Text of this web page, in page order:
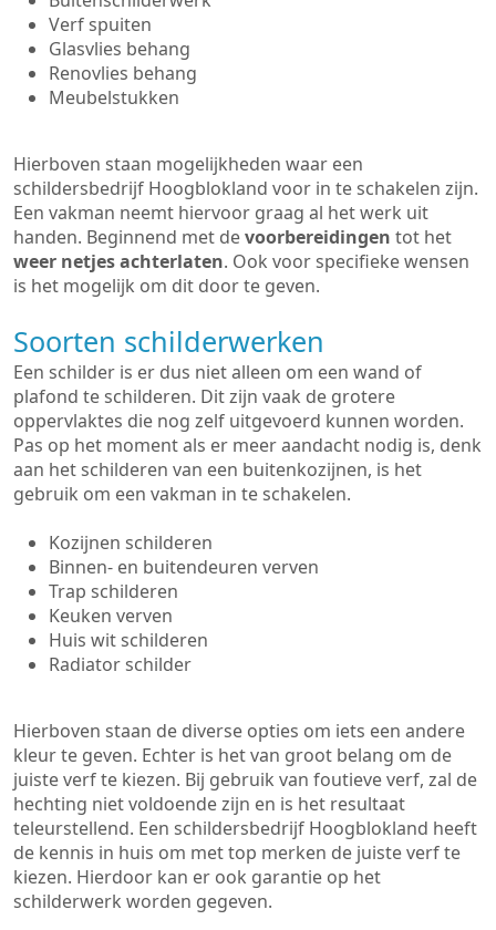
Verf spuiten
Glasvlies behang
Renovlies behang
Meubelstukken
Hierboven staan mogelijkheden waar een
schildersbedrijf Hoogblokland voor in te schakelen zijn.
Een vakman neemt hiervoor graag al het werk uit
handen. Beginnend met devoorbereidingen tot het
weer netjes achterlaten. Ook voor specifieke wensen
is het mogelijk om dit door te geven.
Soorten schilderwerken
Een schilder is er dus niet alleen om een wand of
plafond te schilderen. Dit zijn vaak de grotere
oppervlaktes die nog zelf uitgevoerd kunnen worden.
Pas op het moment als er meer aandacht nodig is, denk
aan het schilderen van een buitenkozijnen, is het
gebruik om een vakman in te schakelen.
Kozijnen schilderen
Binnen- en buitendeuren verven
Trap schilderen
Keuken verven
Huis wit schilderen
Radiator schilder
Hierboven staan de diverse opties om iets een andere
kleur te geven. Echter is het van groot belang om de
juiste verf te kiezen. Bij gebruik van foutieve verf, zal de
hechting niet voldoende zijn en is het resultaat
teleurstellend. Een schildersbedrijf Hoogblokland heeft
de kennis in huis om met top merken de juiste verf te
kiezen. Hierdoor kan er ook garantie op het
schilderwerk worden gegeven.